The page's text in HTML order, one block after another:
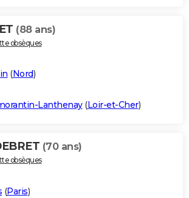
(88 ans)
obsèques
(Nord)
Lanthenay(Loir-et-Cher)
(70 ans)
obsèques
(Paris)